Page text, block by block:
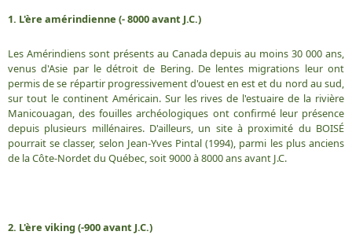
1. L'ère amérindienne (- 8000 avant J.C.)
Les Amérindiens sont présents au Canada depuis au moins 30 000 ans,
venus d'Asie par le détroit de Bering. De lentes migrations leur ont
permis de se répartir progressivement d'ouest en est et du nord au sud,
sur tout le continent Américain. Sur les rives de l'estuaire de la rivière
Manicouagan, des fouilles archéologiques ont confirmé leur présence
depuis plusieurs millénaires. D'ailleurs, un site à proximité du BOISÉ
pourrait se classer, selon Jean-Yves Pintal (1994), parmi les plus anciens
de la Côte-Nordet du Québec, soit 9000 à 8000 ans avant J.C.
2. L'ère viking (-900 avant J.C.)